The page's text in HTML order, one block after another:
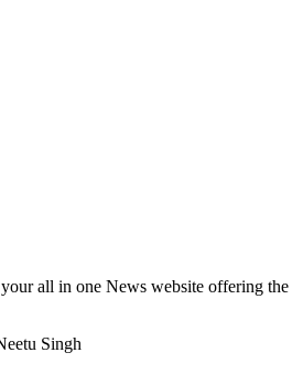
all in one News website offering the
Singh